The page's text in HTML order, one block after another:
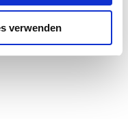
verwenden